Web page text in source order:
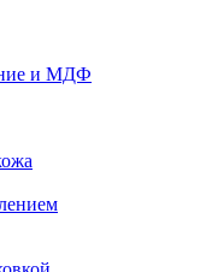
и МДФ